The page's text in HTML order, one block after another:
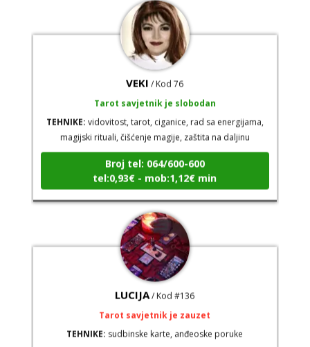
VEKI/ Kod 76
vidovitost, tarot, ciganice, rad sa energijama,
magijski rituali, čišćenje magije, zaštita na daljinu
Broj tel: 064/600-600
tel:0,93€ - mob:1,12€ min
LUCIJA/ Kod #136
Tarot savjetnik je zauzet
sudbinske karte, anđeoske poruke